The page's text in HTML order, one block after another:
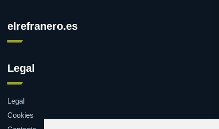
elrefranero.es
Legal
Legal
Cookies